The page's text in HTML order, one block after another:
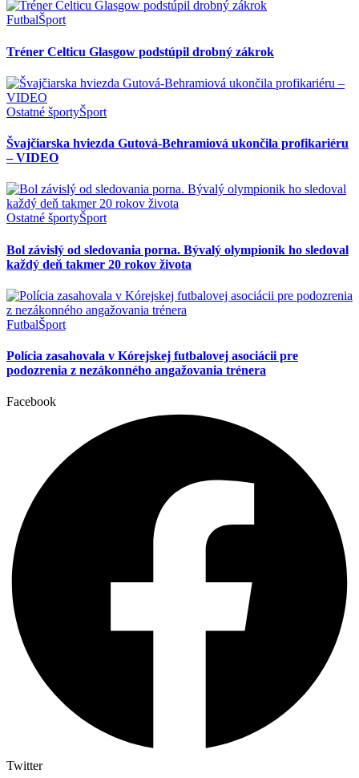
FutbalŠport
Tréner Celticu Glasgow podstúpil drobný zákrok
Ostatné športyŠport
Švajčiarska hviezda Gutová-Behramiová ukončila profikariéru
– VIDEO
Ostatné športyŠport
Bol závislý od sledovania porna. Bývalý olympionik ho sledoval
každý deň takmer 20 rokov života
FutbalŠport
Polícia zasahovala v Kórejskej futbalovej asociácii pre
podozrenia z nezákonného angažovania trénera
Facebook
Twitter